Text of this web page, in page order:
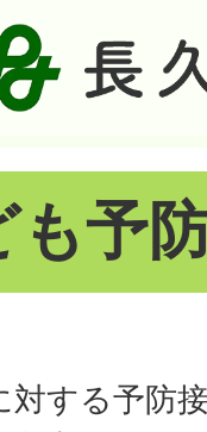
も予
対する予防